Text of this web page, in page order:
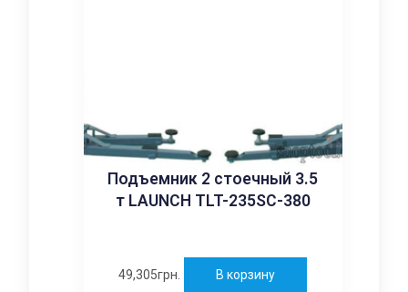
Подъемник 2 стоечный 3.5
т LAUNCH TLT-235SC-380
49,305грн. В корзину